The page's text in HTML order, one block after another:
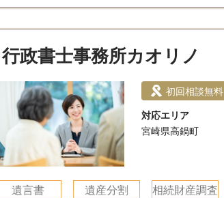
行政書士事務所カオリノ
初回相談無料
対応エリア
宮崎県高鍋町
遺言書 遺産分割 相続財産調査